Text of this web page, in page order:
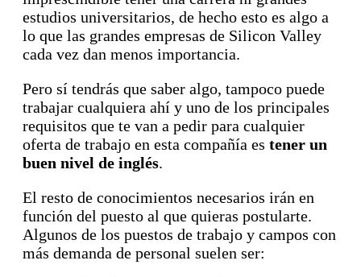
estudios universitarios, de hecho esto es algo a
lo que las grandes empresas de Silicon Valley
cada vez dan menos importancia.
Pero sí tendrás que saber algo, tampoco puede
trabajar cualquiera ahí y uno de los principales
requisitos que te van a pedir para cualquier
oferta de trabajo en esta compañía es tener un
buen nivel de inglés.
El resto de conocimientos necesarios irán en
función del puesto al que quieras postularte.
Algunos de los puestos de trabajo y campos con
más demanda de personal suelen ser: